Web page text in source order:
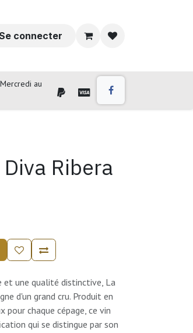
connecter
au
Ribera
et une qualité distinctive, La
d'un grand cru. Produit en
chaque cépage, ce vin
qui se distingue par son